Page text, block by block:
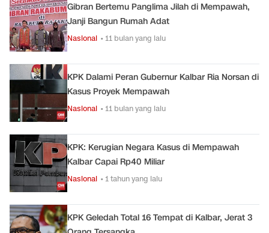
Gibran Bertemu Panglima Jilah di Mempawah,
Janji Bangun Rumah Adat
Nasional • 11 bulan yang lalu
KPK Dalami Peran Gubernur Kalbar Ria Norsan di
Kasus Proyek Mempawah
Nasional • 11 bulan yang lalu
KPK: Kerugian Negara Kasus di Mempawah
Kalbar Capai Rp40 Miliar
Nasional • 1 tahun yang lalu
KPK Geledah Total 16 Tempat di Kalbar, Jerat 3